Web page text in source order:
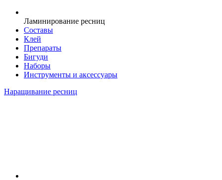
Ламинирование ресниц
Составы
Клей
Препараты
Бигуди
Наборы
Инструменты и аксессуары
Наращивание ресниц